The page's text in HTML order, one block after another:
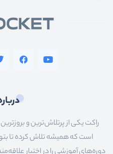
راکت یکی از پرتلاش‌ترین و
است که همیشه تلاش کرده تا